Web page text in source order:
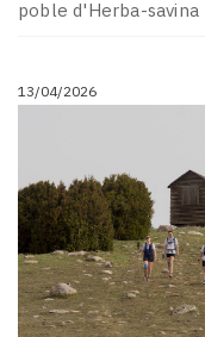
poble d'Herba-savina
13/04/2026